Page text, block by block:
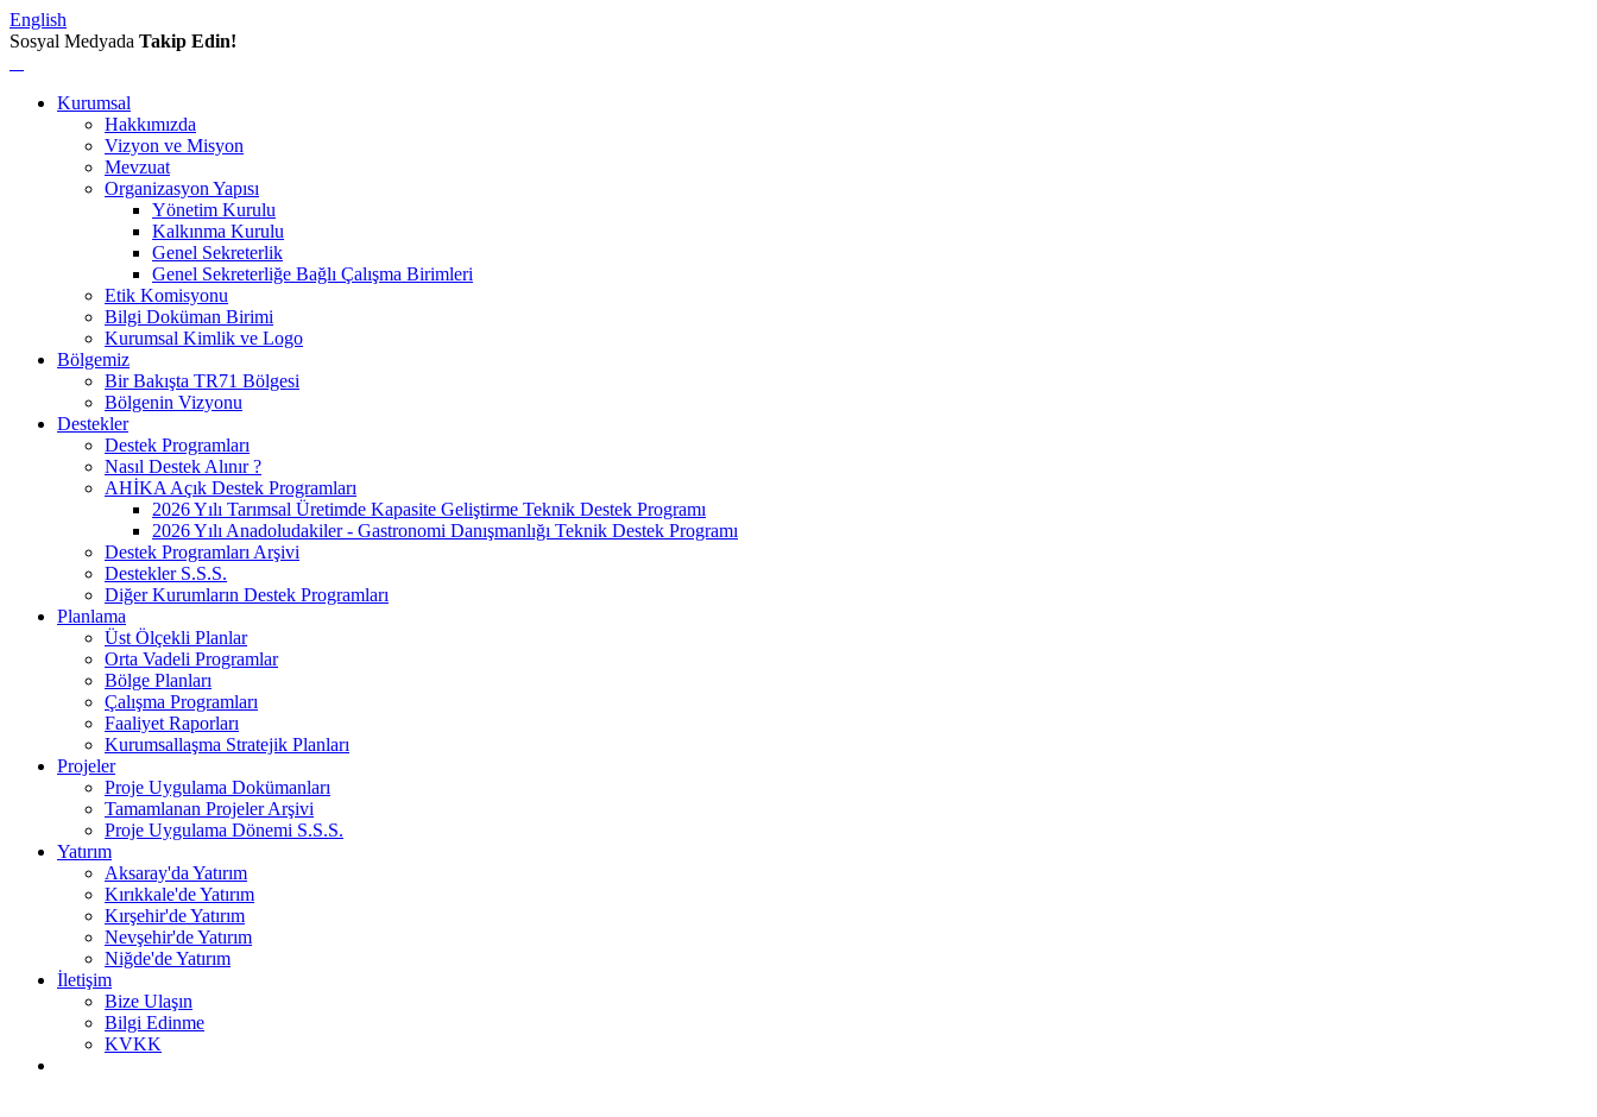
English
Sosyal Medyada Takip Edin!
Kurumsal
Hakkımızda
Vizyon ve Misyon
Mevzuat
Organizasyon Yapısı
Yönetim Kurulu
Kalkınma Kurulu
Genel Sekreterlik
Genel Sekreterliğe Bağlı Çalışma Birimleri
Etik Komisyonu
Bilgi Doküman Birimi
Kurumsal Kimlik ve Logo
Bölgemiz
Bir Bakışta TR71 Bölgesi
Bölgenin Vizyonu
Destekler
Destek Programları
Nasıl Destek Alınır ?
AHİKA Açık Destek Programları
2026 Yılı Tarımsal Üretimde Kapasite Geliştirme Teknik Destek Programı
2026 Yılı Anadoludakiler - Gastronomi Danışmanlığı Teknik Destek Programı
Destek Programları Arşivi
Destekler S.S.S.
Diğer Kurumların Destek Programları
Planlama
Üst Ölçekli Planlar
Orta Vadeli Programlar
Bölge Planları
Çalışma Programları
Faaliyet Raporları
Kurumsallaşma Stratejik Planları
Projeler
Proje Uygulama Dokümanları
Tamamlanan Projeler Arşivi
Proje Uygulama Dönemi S.S.S.
Yatırım
Aksaray'da Yatırım
Kırıkkale'de Yatırım
Kırşehir'de Yatırım
Nevşehir'de Yatırım
Niğde'de Yatırım
İletişim
Bize Ulaşın
Bilgi Edinme
KVKK